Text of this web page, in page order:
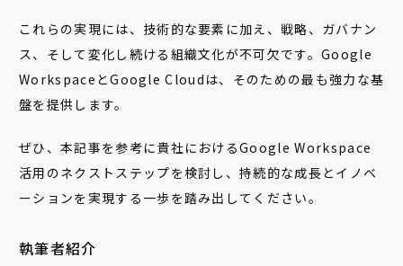
これらの実現には、技術的な要素に加え、戦略、ガバナン
ス、そして変化し続ける組織文化が不可欠です。Google
WorkspaceとGoogle Cloudは、そのための最も強力な基
盤を提供します。
ぜひ、本記事を参考に貴社におけるGoogle Workspace
活用のネクストステップを検討し、持続的な成長とイノベ
ーションを実現する一歩を踏み出してください。
執筆者紹介